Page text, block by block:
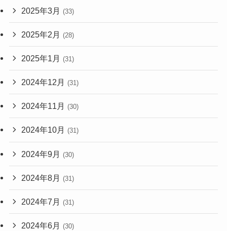
2025年3月 (33)
2025年2月 (28)
2025年1月 (31)
2024年12月 (31)
2024年11月 (30)
2024年10月 (31)
2024年9月 (30)
2024年8月 (31)
2024年7月 (31)
2024年6月 (30)